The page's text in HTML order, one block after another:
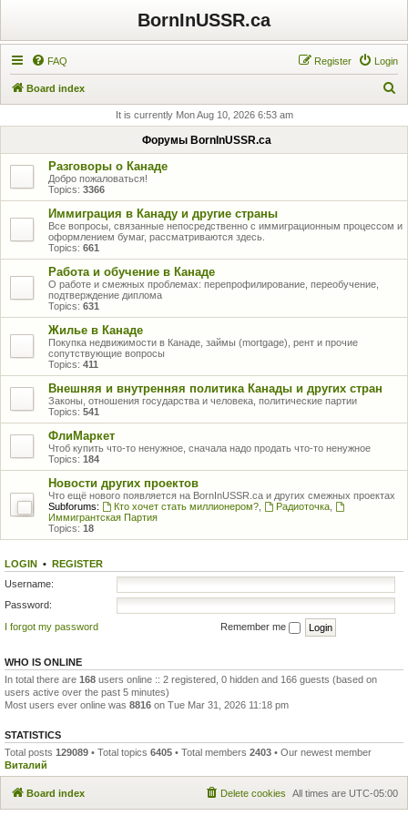
BornInUSSR.ca
FAQ Login
Register
Board index
r
It is currently Mon Aug 10, 2026 6:53 am
Форумы BornInUSSR.ca
Разговоры о Канаде
Добро пожаловаться!
Topics: 3366
Иммиграция в Канаду и другие страны
Все вопросы, связанные непосредственно с иммиграционным процессом и
оформлением бумаг, рассматриваются здесь.
Topics: 661
Работа и обучение в Канаде
О работе и смежных проблемах: перепрофилирование, переобучение,
подтверждение диплома
Topics: 631
Жилье в Канаде
Покупка недвижимости в Канаде, займы (mortgage), рент и прочие
сопутствующие вопросы
Topics: 411
Внешняя и внутренняя политика Канады и других стран
Законы, отношения государства и человека, политические партии
Topics: 541
ФлиМаркет
Чтоб купить что-то ненужное, сначала надо продать что-то ненужное
Topics: 184
Новости других проектов
Что ещё нового появляется на BornInUSSR.ca и других смежных проектах
Subforums:
Кто хочет стать миллионером?, Радиоточка,
Иммигрантская Партия
Topics: 18
LOGIN • REGISTER
Username:
Password:
I forgot my password
Remember me
WHO IS ONLINE
In total there are 168 users online :: 2 registered, 0 hidden and 166 guests (based on
users active over the past 5 minutes)
Most users ever online was 8816 on Tue Mar 31, 2026 11:18 pm
STATISTICS
Total posts 129089 • Total topics 6405 • Total members 2403 • Our newest member
Виталий
Board index All times are UTC-05:00
Delete cookies